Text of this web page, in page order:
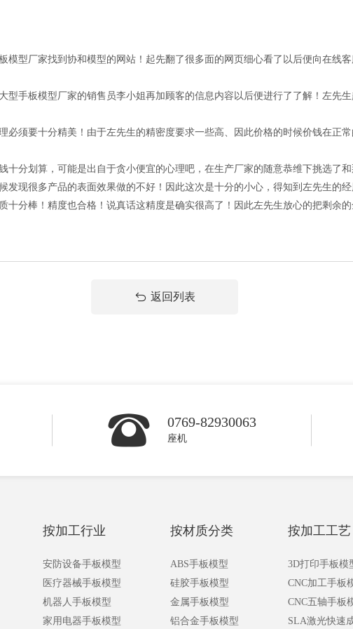
型厂家找到协和模型的网站！起先翻了很多面的网页细心看了以后便向在线
手板模型厂家的销售员李小姐再加顾客的信息内容以后便进行了了解！左先
须要十分精美！由于左先生的精密度要求一些高、因此价格的时候价钱在正
分划算，可能是出自于贪小便宜的心理吧，在生产厂家的随意恭维下挑选了
发现很多产品的表面效果做的不好！因此这次是十分的小心，得知到左先生的经
分棒！精度也合格！说真话这精度是确实很高了！因此左先生放心的把剩余
返回列表
0769-82930063
座机
按加工行业
安防设备手板模型
医疗器械手板模型
机器人手板模型
家用电器手板模型
按材质分类
ABS手板模型
硅胶手板模型
金属手板模型
铝合金手板模型
按加工工艺
3D打印手板模
CNC加工手板
CNC五轴手板
SLA激光快速